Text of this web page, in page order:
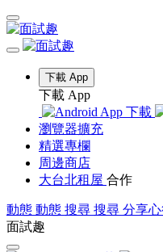
下載 App
下載 App
瀏覽器擴充
精選專欄
周邊商店
大台北租屋 合作
動態 動態 搜尋 搜尋 分享
面試趣